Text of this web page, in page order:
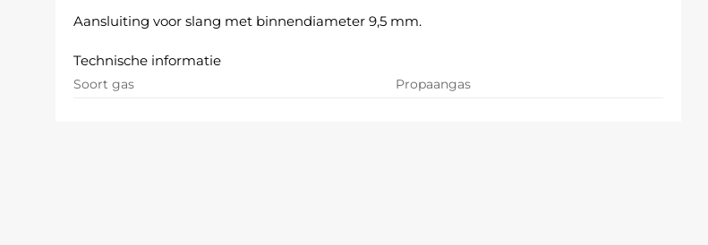
Aansluiting voor slang met binnendiameter 9,5 mm.
Technische informatie
Soort gas
Propaangas